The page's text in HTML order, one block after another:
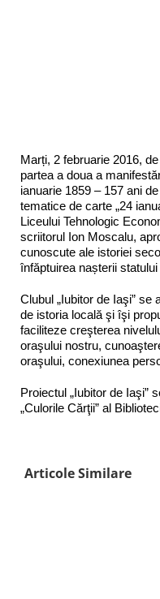
Marți, 2 februarie 2016,
partea a doua a
ianuarie 1859 – 157 ani
tematice de carte „24
Liceului Tehnologic
scriitorul Ion Moscalu,
cunoscute ale istoriei
înfăptuirea nașterii
Clubul „Iubitor de Iaşi”
de istoria locală şi îşi
faciliteze creşterea
oraşului nostru,
oraşului, conexiunea
Proiectul „Iubitor de Iaşi”
„Culorile Cărţii” al
Articole Similare